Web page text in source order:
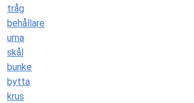
tråg
behållare
urna
skål
bunke
bytta
krus